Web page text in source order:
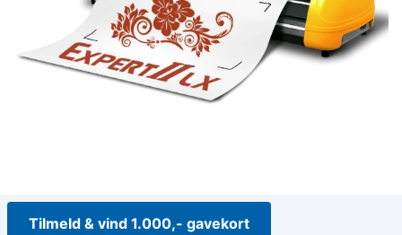
Tilmeld & vind 1.000,- gavekort